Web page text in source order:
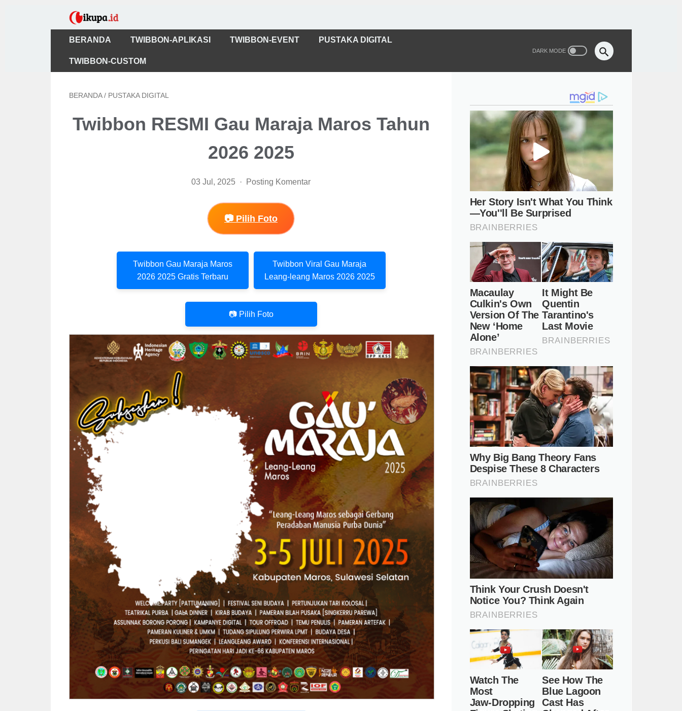
BERANDA TWIBBON-APLIKASI TWIBBON-EVENT PUSTAKA DIGITAL
TWIBBON-CUSTOM
BERANDA / PUSTAKA DIGITAL
Twibbon RESMI Gau Maraja Maros Tahun
2026 2025
03 Jul, 2025 Posting Komentar
📷 Pilih Foto
Twibbon Gau Maraja Maros
2026 2025 Gratis Terbaru
Twibbon Viral Gau Maraja
Leang-leang Maros 2026 2025
📷 Pilih Foto